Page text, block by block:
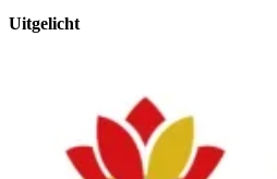
Bekijk video
Uitgelicht